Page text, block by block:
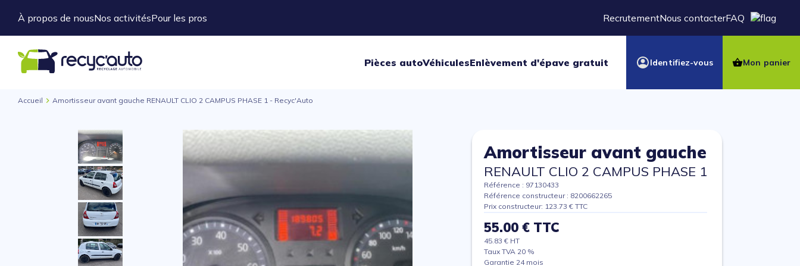
À propos de nousNos activitésPour les pros RecrutementNous contacterFAQ
Pièces autoVéhiculesEnlèvement d'épave gratuit Identifiez-vous Mon panier
Accueil Amortisseur avant gauche RENAULT CLIO 2 CAMPUS PHASE 1 - Recyc'Auto
Amortisseur avant gauche
RENAULT CLIO 2 CAMPUS PHASE 1
Référence : 97130433
Référence constructeur : 8200662265
Prix constructeur: 123.73 € TTC
55.00 € TTC
45.83 € HT
Taux TVA 20 %
Garantie 24 mois